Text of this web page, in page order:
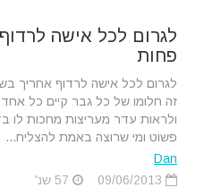
פחות
לגרום לכל אישה לרדוף אחריך
זה חלומו של כל גבר קיים כל
ולראות עדר מעריצות מחכות
פשוט ומי שרוצה באמת להצליח...
Dan